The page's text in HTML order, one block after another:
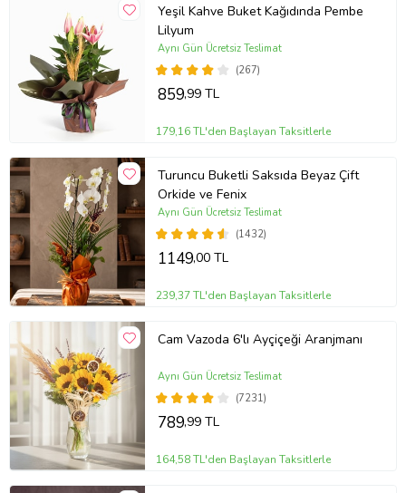
Yeşil Kahve Buket Kağıdında Pembe
Lilyum
(267)
Aynı Gün Ücretsiz Teslimat
859,99 TL
179,16 TL'den Başlayan Taksitlerle
Turuncu Buketli Saksıda Beyaz Çift
Orkide ve Fenix
(1432)
Aynı Gün Ücretsiz Teslimat
1149,00 TL
239,37 TL'den Başlayan Taksitlerle
Cam Vazoda 6'lı Ayçiçeği Aranjmanı
(7231)
Aynı Gün Ücretsiz Teslimat
789,99 TL
164,58 TL'den Başlayan Taksitlerle